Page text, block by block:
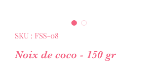
SKU : FSS-08
Noix de coco - 150 gr